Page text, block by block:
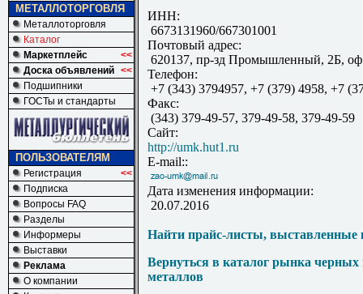
МЕТАЛЛОТОРГОВЛЯ
Металлоторговля
Каталог
Маркетплейс
<<
Доска объявлений <<
Подшипники
ГОСТы и стандарты
ПОЛЬЗОВАТЕЛЯМ
Регистрация
<<
Подписка
Вопросы FAQ
Разделы
Информеры
Выставки
Реклама
О компании
ИНН:
6673131960/667301001
Почтовый адрес:
620137, пр-зд Промышленный, 2Б,
Телефон:
+7 (343) 3794957, +7 (379) 4958, +7
Факс:
(343) 379-49-57, 379-49-58, 379-49-59
Сайт:
http://umk.hut1.ru
E-mail::
Дата изменения информации:
20.07.2016
Найти прайс-листы, выставленные
Вернуться в каталог рынка
металлов